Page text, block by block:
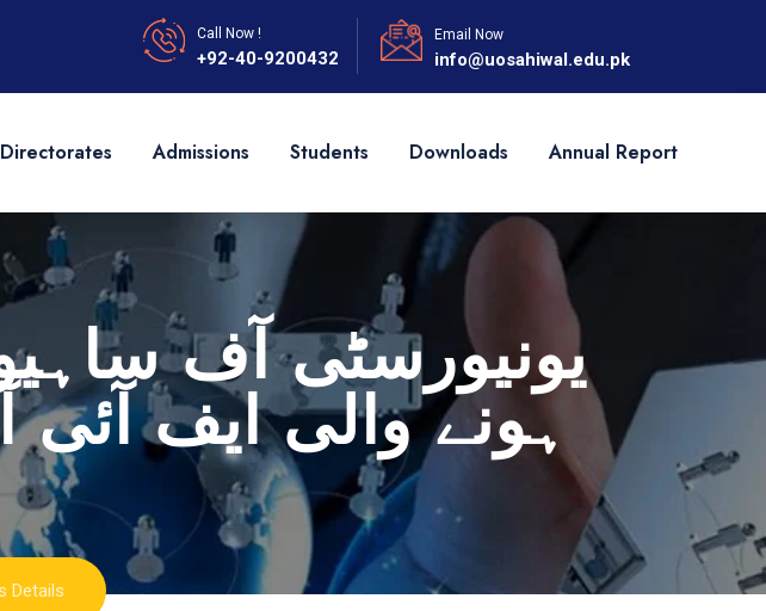
Call Now !
+92-40-9200432
Email Now
info@uosahiwal.edu.pk
Directorates Admissions Students Downloads Annual Report
یونیورسٹی آف
ہونے والی ایف آئی
Details